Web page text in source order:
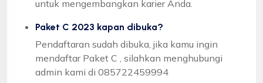
untuk mengembangkan karier Anda.
Paket C 2023 kapan dibuka?
Pendaftaran sudah dibuka, jika kamu ingin
mendaftar Paket C , silahkan menghubungi
admin kami di 085722459994